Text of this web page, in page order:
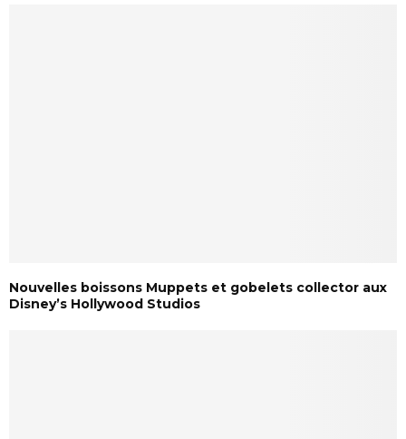
Nouvelles boissons Muppets et gobelets collector aux
Disney’s Hollywood Studios